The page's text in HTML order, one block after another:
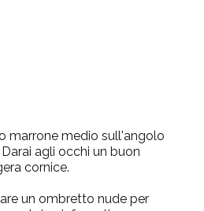
marrone medio sull'angolo
agli occhi un buon
cornice.
un ombretto nude per